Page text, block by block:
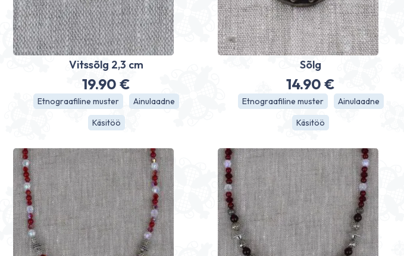
Vitssõlg 2,3 cm
19.90€
Etnograafiline muster
Ainulaadne
Käsitöö
Sõlg
14.90€
Etnograafiline muster
Ainulaadne
Käsitöö